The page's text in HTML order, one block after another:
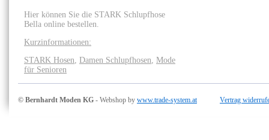
Hier können Sie die STARK Schlupfhose
Bella online bestellen.
Kurzinformationen:
STARK Hosen, Damen Schlupfhosen, Mode
für Senioren
© Bernhardt Moden KG - Webshop by www.trade-system.at Vertrag